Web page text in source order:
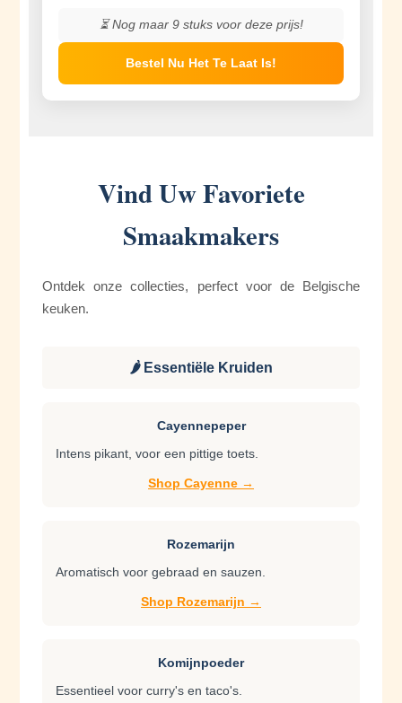
⏳ Nog maar 9stuks voor deze prijs!
Bestel Nu Het Te Laat Is!
Vind Uw Favoriete
Smaakmakers
Ontdek onze collecties, perfect voor de Belgische
keuken.
🌶️ Essentiële Kruiden
Cayennepeper
Intens pikant, voor een pittige toets.
Shop Cayenne →
Rozemarijn
Aromatisch voor gebraad en sauzen.
Shop Rozemarijn →
Komijnpoeder
Essentieel voor curry's en taco's.